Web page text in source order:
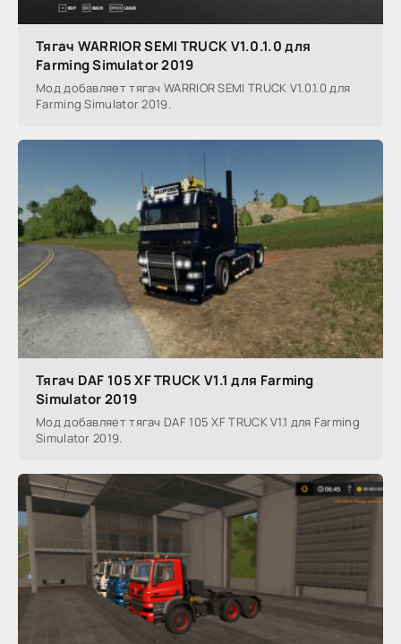
Тягач WARRIOR SEMI TRUCK V1.0.1.0 для
Farming Simulator 2019
Мод добавляет тягач WARRIOR SEMI TRUCK V1.0.1.0 для
Farming Simulator 2019.
Тягач DAF 105 XF TRUCK V1.1 для Farming
Simulator 2019
Мод добавляет тягач DAF 105 XF TRUCK V1.1 для Farming
Simulator 2019.